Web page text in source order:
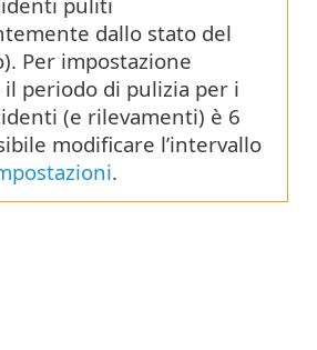
dallo stato del
Per impostazione
periodo di pulizia per i
(e rilevamenti) è 6
modificare l’intervallo
.